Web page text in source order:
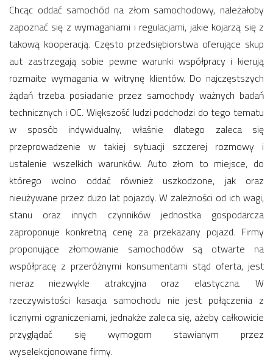
Chcąc oddać samochód na złom samochodowy, należałoby
zapoznać się z wymaganiami i regulacjami, jakie kojarzą się z
takową kooperacją. Często przedsiębiorstwa oferujące skup
aut zastrzegają sobie pewne warunki współpracy i kierują
rozmaite wymagania w witrynę klientów. Do najczęstszych
żądań trzeba posiadanie przez samochody ważnych badań
technicznych i OC. Większość ludzi podchodzi do tego tematu
w sposób indywidualny, właśnie dlatego zaleca się
przeprowadzenie w takiej sytuacji szczerej rozmowy i
ustalenie wszelkich warunków. Auto złom to miejsce, do
którego wolno oddać również uszkodzone, jak oraz
nieużywane przez dużo lat pojazdy. W zależności od ich wagi,
stanu oraz innych czynników jednostka gospodarcza
zaproponuje konkretną cenę za przekazany pojazd. Firmy
proponujące złomowanie samochodów są otwarte na
współpracę z przeróżnymi konsumentami stąd oferta, jest
nieraz niezwykle atrakcyjna oraz elastyczna. W
rzeczywistości kasacja samochodu nie jest połączenia z
licznymi ograniczeniami, jednakże zaleca się, ażeby całkowicie
przyglądać się wymogom stawianym przez
wyselekcjonowane firmy.